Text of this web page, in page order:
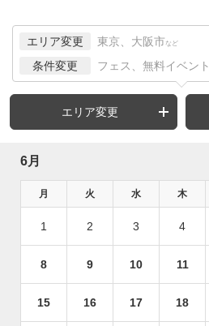
エリア変更 東京、大阪市 など
条件変更 フェス、無料イベント
エリア変更
6月
月 火 水 木
1 2 3 4
8 9 10 11
15 16 17 18